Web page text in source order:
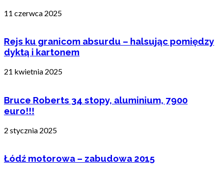
11 czerwca 2025
Rejs ku granicom absurdu – halsując pomiędzy
dyktą i kartonem
21 kwietnia 2025
Bruce Roberts 34 stopy, aluminium, 7900
euro!!!
2 stycznia 2025
Łódź motorowa – zabudowa 2015